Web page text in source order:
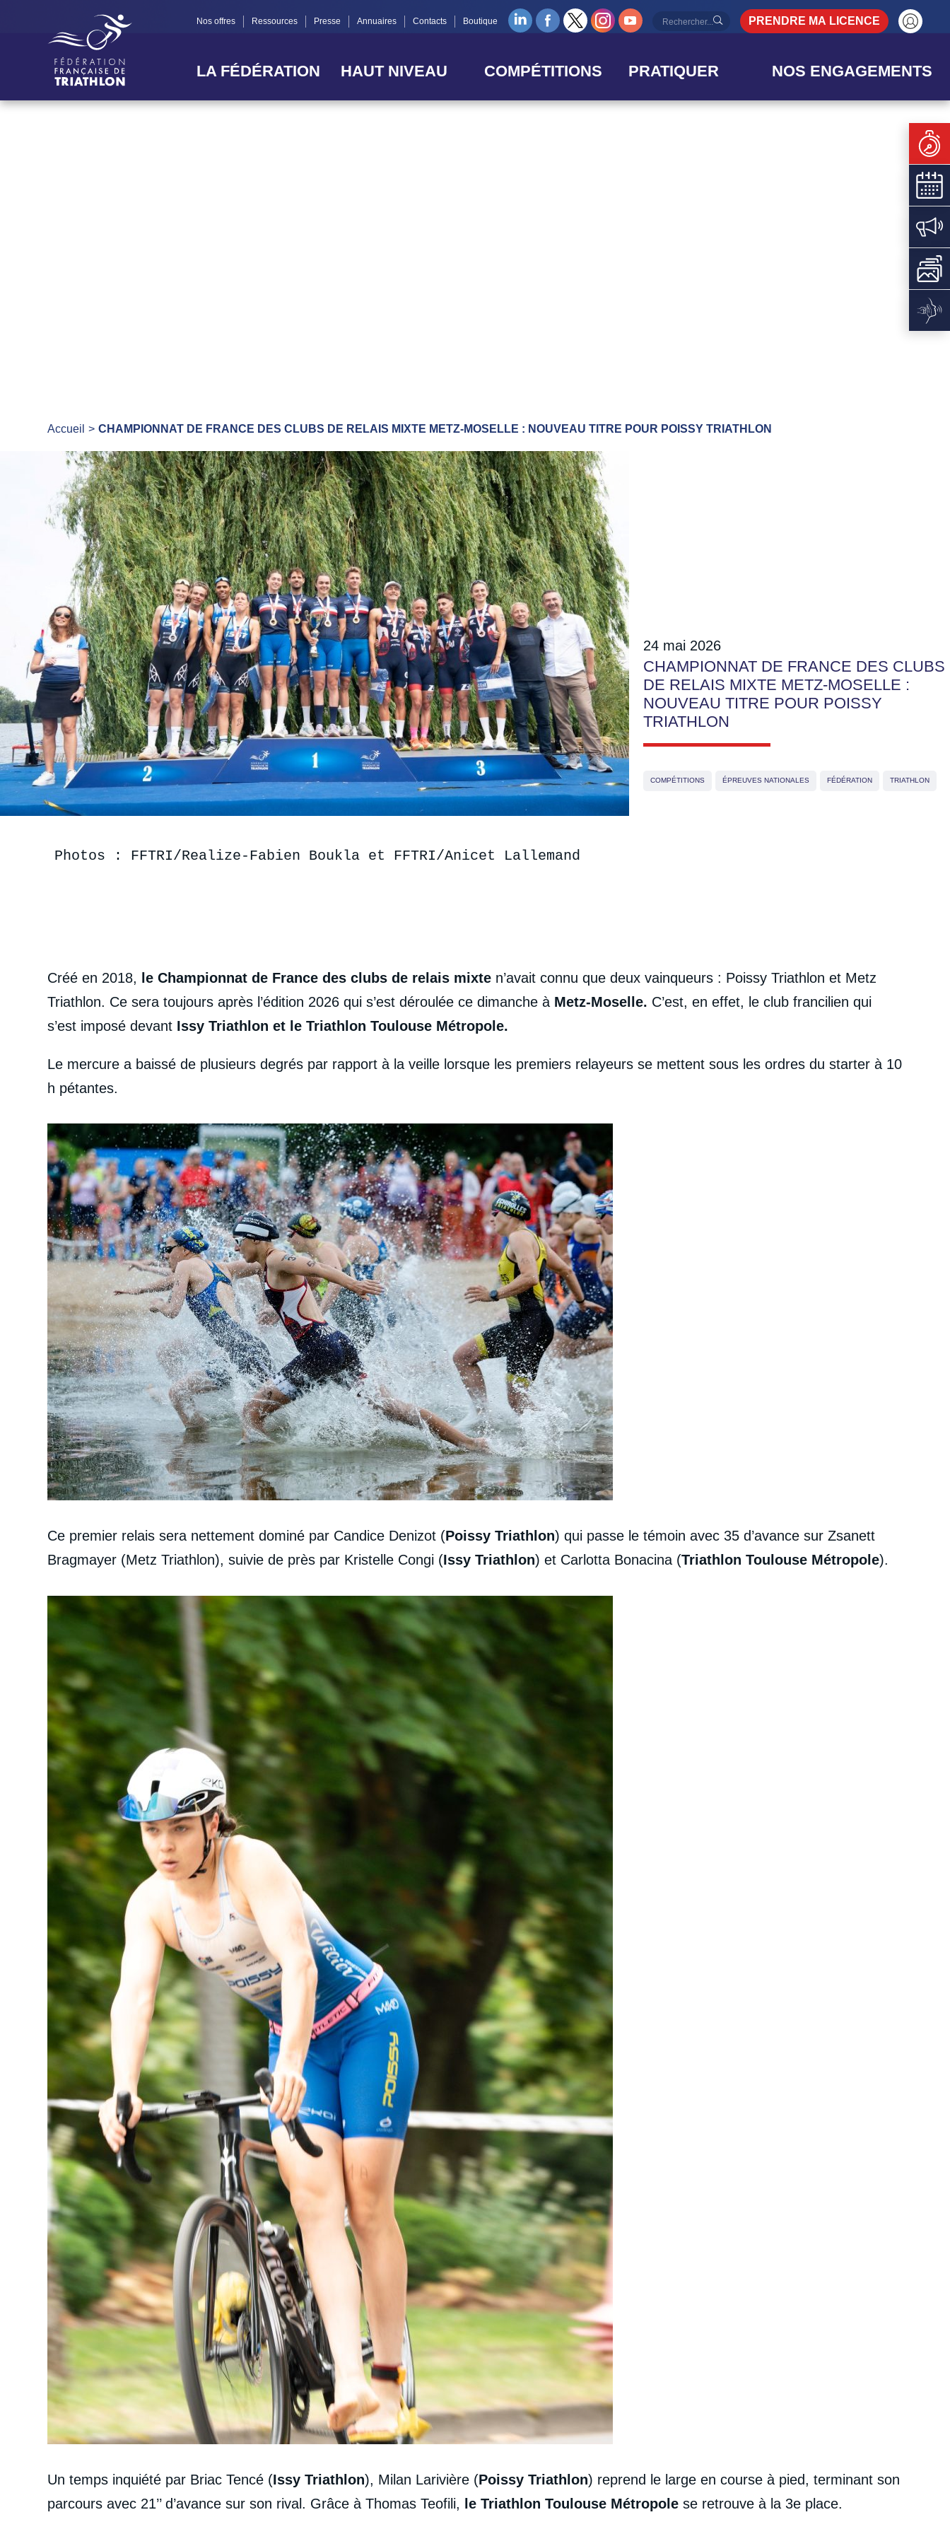
Nos offres Ressources Presse Annuaires Contacts Boutique PRENDRE MA LICENCE
LA FÉDÉRATION HAUT NIVEAU COMPÉTITIONS PRATIQUER NOS ENGAGEMENTS
Accueil CHAMPIONNAT DE FRANCE DES CLUBS DE RELAIS MIXTE METZ-MOSELLE : NOUVEAU TITRE POUR POISSY TRIATHLON
24 mai 2026
CHAMPIONNAT DE FRANCE DES CLUBS
DE RELAIS MIXTE METZ-MOSELLE :
NOUVEAU TITRE POUR POISSY
TRIATHLON
COMPÉTITIONS ÉPREUVES NATIONALES FÉDÉRATION TRIATHLON
Photos : FFTRI/Realize-Fabien Boukla et FFTRI/Anicet Lallemand
Créé en 2018, le Championnat de France des clubs de relais mixte n’avait connu que deux vainqueurs : Poissy Triathlon et Metz
Triathlon. Ce sera toujours après l’édition 2026 qui s’est déroulée ce dimanche à Metz-Moselle. C’est, en effet, le club francilien qui
s’est imposé devant Issy Triathlon et le Triathlon Toulouse Métropole.
Le mercure a baissé de plusieurs degrés par rapport à la veille lorsque les premiers relayeurs se mettent sous les ordres du starter à 10
h pétantes.
Ce premier relais sera nettement dominé par Candice Denizot (Poissy Triathlon) qui passe le témoin avec 35 d’avance sur Zsanett
Bragmayer (Metz Triathlon), suivie de près par Kristelle Congi (Issy Triathlon) et Carlotta Bonacina (Triathlon Toulouse Métropole).
Un temps inquiété par Briac Tencé (Issy Triathlon), Milan Larivière (Poissy Triathlon) reprend le large en course à pied, terminant son
parcours avec 21’’ d’avance sur son rival. Grâce à Thomas Teofili,
le Triathlon Toulouse Métropolese retrouve à la 3e place.